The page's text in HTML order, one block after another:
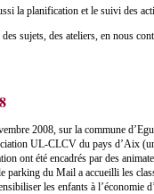
la planification et le suivi des
sujets, des ateliers, en nous
2008, sur la commune
UL-CLCV du pays d’Aix
ont été encadrés par des
parking du Mail a accueilli les
les enfants à